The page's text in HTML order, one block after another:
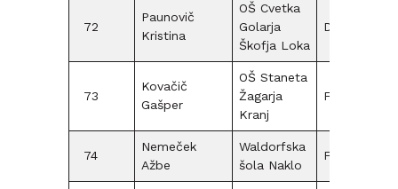
72
Paunovič
Kristina
OŠ Cvetka
Golarja
Škofja Loka
D12
73
Kovačič
Gašper
OŠ Staneta
Žagarja
Kranj
F12
74
Nemeček
Ažbe
Waldorfska
šola Naklo
F12